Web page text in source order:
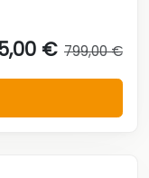
€ 799,00 €